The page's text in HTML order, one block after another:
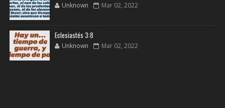
Unknown Mar 02, 2022
Eclesiastés 3:8
Unknown Mar 02, 2022